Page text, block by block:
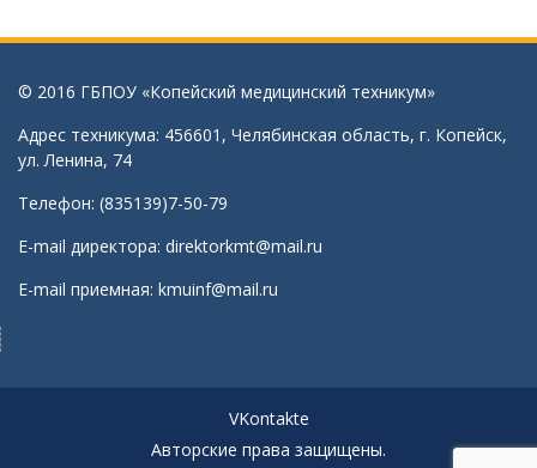
© 2016 ГБПОУ «Копейский медицинский техникум»
Адрес техникума: 456601, Челябинская область, г. Копейск,
ул. Ленина, 74
Телефон: (835139)7-50-79
E-mail директора: direktorkmt@mail.ru
E-mail приемная: kmuinf@mail.ru
VKontakte
Авторские права защищены.